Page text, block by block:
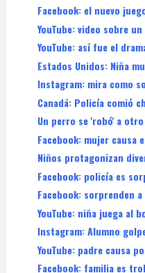
Facebook: el nuevo
YouTube: video sobre
YouTube: así fue el
Estados Unidos: Niña
Instagram: mira como
Canadá: Policía comió
Un perro se 'robó' a
Facebook: mujer causa
Niños protagonizan
Facebook: policía es
Facebook: sorprenden
YouTube: niña juega al
Instagram: Alumno
YouTube: padre causa
Facebook: familia es